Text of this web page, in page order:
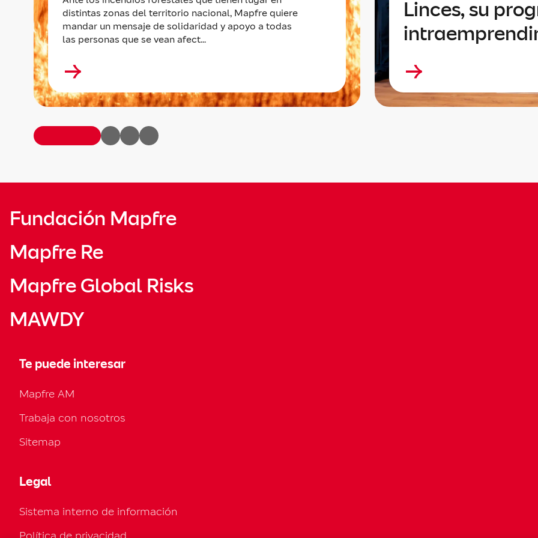
distintas zonas del territorio nacional, Mapfre quiere
mandar un mensaje de solidaridad y apoyo a todas
las personas que se vean afect...
Linces, su
Fundación Mapfre
Mapfre Re
Mapfre Global Risks
MAWDY
Te puede interesar
Mapfre AM
Trabaja con nosotros
Sitemap
Legal
Sistema interno de información